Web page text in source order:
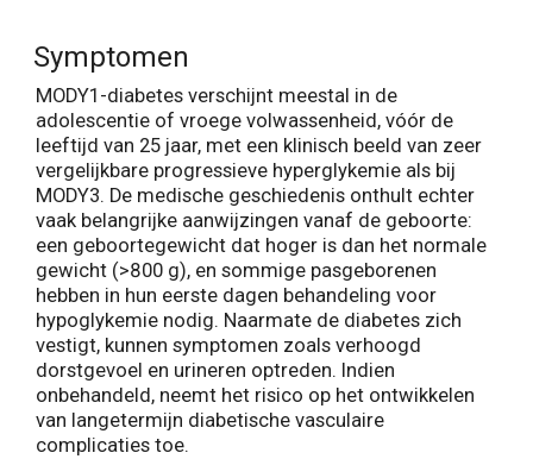
Symptomen
MODY1-diabetes verschijnt meestal in de
adolescentie of vroege volwassenheid, vóór de
leeftijd van 25 jaar, met een klinisch beeld van zeer
vergelijkbare progressieve hyperglykemie als bij
MODY3. De medische geschiedenis onthult echter
vaak belangrijke aanwijzingen vanaf de geboorte:
een geboortegewicht dat hoger is dan het normale
gewicht (>800 g), en sommige pasgeborenen
hebben in hun eerste dagen behandeling voor
hypoglykemie nodig. Naarmate de diabetes zich
vestigt, kunnen symptomen zoals verhoogd
dorstgevoel en urineren optreden. Indien
onbehandeld, neemt het risico op het ontwikkelen
van langetermijn diabetische vasculaire
complicaties toe.